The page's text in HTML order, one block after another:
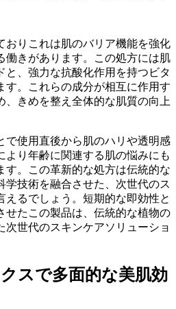
おりこれは肌のバリア機能を強化
働きがあります。この処方には肌
と、強力な抗酸化作用を持つビタ
す。これらの成分が相互に作用す
、きめを整え全体的な肌質の向上
で使用直後から肌のハリや透明感
より年齢に関連する肌の悩みにも
す。この革新的な処方は伝統的な
学技術を融合させた、次世代のス
えるでしょう。短期的な即効性と
せたこの製品は、伝統的な植物の
次世代のスキンケアソリューショ
スで多面的な美肌効